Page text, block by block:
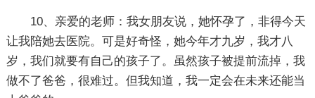
10、亲爱的老师：我女朋友说，她怀孕了，非得今天
让我陪她去医院。可是好奇怪，她今年才九岁，我才八
岁，我们就要有自己的孩子了。虽然孩子被提前流掉，我
做不了爸爸，很难过。但我知道，我一定会在未来还能当